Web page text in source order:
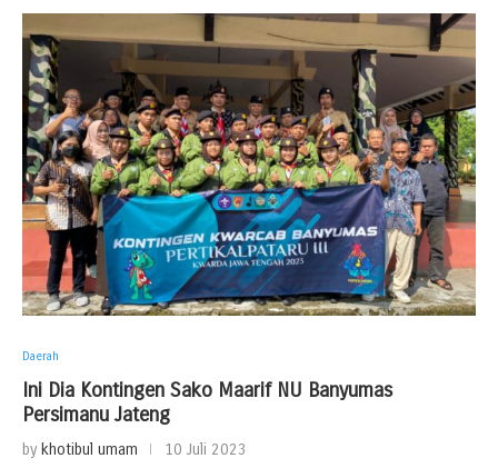
Daerah
Ini Dia Kontingen Sako Maarif NU Banyumas
Persimanu Jateng
by khotibul umam 10 Juli 2023